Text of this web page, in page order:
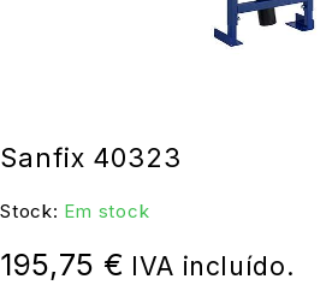
Sanfix 40323
Stock: Em stock
195,75 € IVA incluído.